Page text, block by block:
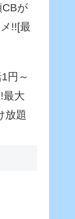
が
!![最
円～
最大
放題